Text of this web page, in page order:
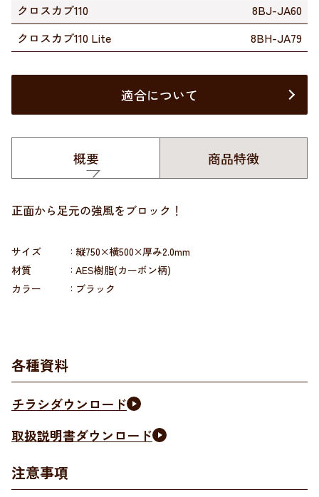
クロスカブ110
8BJ-JA60
クロスカブ110 Lite
8BH-JA79
適合について
概要 商品特徴
正面から足元の強風をブロック！
サイズ
縦750×横500×厚み2.0mm
材質
AES樹脂(カーボン柄)
カラー
ブラック
各種資料
チラシダウンロード
取扱説明書ダウンロード
注意事項